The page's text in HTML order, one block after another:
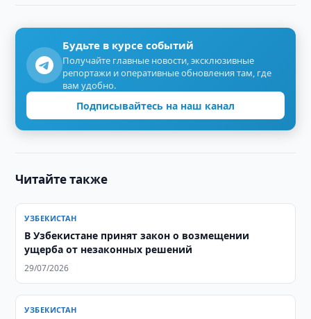
Будьте в курсе событий
Получайте главные новости, эксклюзивные
репортажи и оперативные обновления там, где
вам удобно.
Подписывайтесь на наш канал
Читайте также
УЗБЕКИСТАН
В Узбекистане принят закон о возмещении
ущерба от незаконных решений
29/07/2026
УЗБЕКИСТАН